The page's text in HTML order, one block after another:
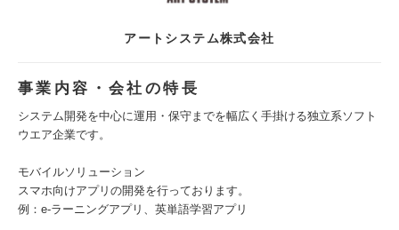
アートシステム株式会社
事業内容・会社の特長
システム開発を中心に運用・保守までを幅広く手掛ける独立系ソフト
ウエア企業です。
モバイルソリューション
スマホ向けアプリの開発を行っております。
例：e-ラーニングアプリ、英単語学習アプリ